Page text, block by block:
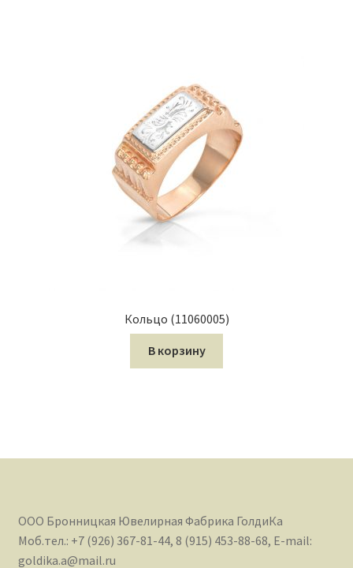
Кольцо (11060005)
В корзину
ООО Бронницкая Ювелирная Фабрика ГолдиКа
Моб.тел.: +7 (926) 367-81-44, 8 (915) 453-88-68, E-mail:
goldika.a@mail.ru